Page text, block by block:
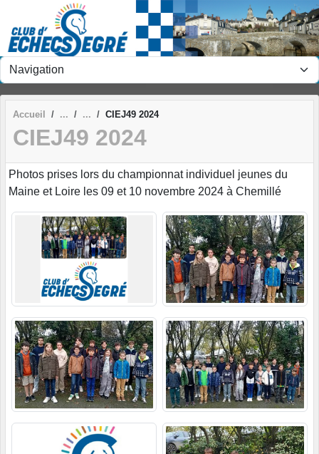
Accueil CIEJ49 2024
CIEJ49 2024
Photos prises lors du championnat individuel jeunes du
Maine et Loire les 09 et 10 novembre 2024 à Chemillé
Panneau de gestion des cookies